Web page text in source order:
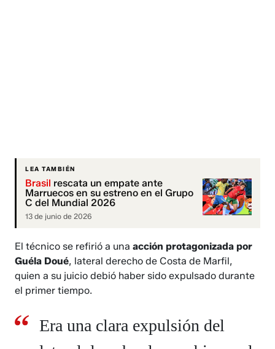
LEA TAMBIÉN
Brasil rescata un empate ante
Marruecos en su estreno en el Grupo
C del Mundial 2026
13 de junio de 2026
El técnico se refirió a unaacción protagonizada por
Guéla Doué, lateral derecho de Costa de Marfil,
quien a su juicio debió haber sido expulsado durante
el primer tiempo.
Era una clara expulsión del